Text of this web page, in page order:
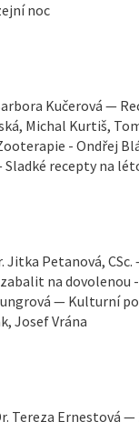
noc
Kučerová —
Michal Kurtiš,
- Ondřej
recepty na
Petanová,
na dovolenou
— Kulturní
Josef Vrána
Tereza Ernestová —